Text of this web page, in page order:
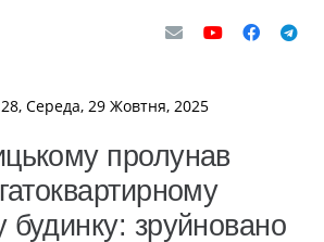
Середа, 29 Жовтня, 2025
пролунав
зруйновано